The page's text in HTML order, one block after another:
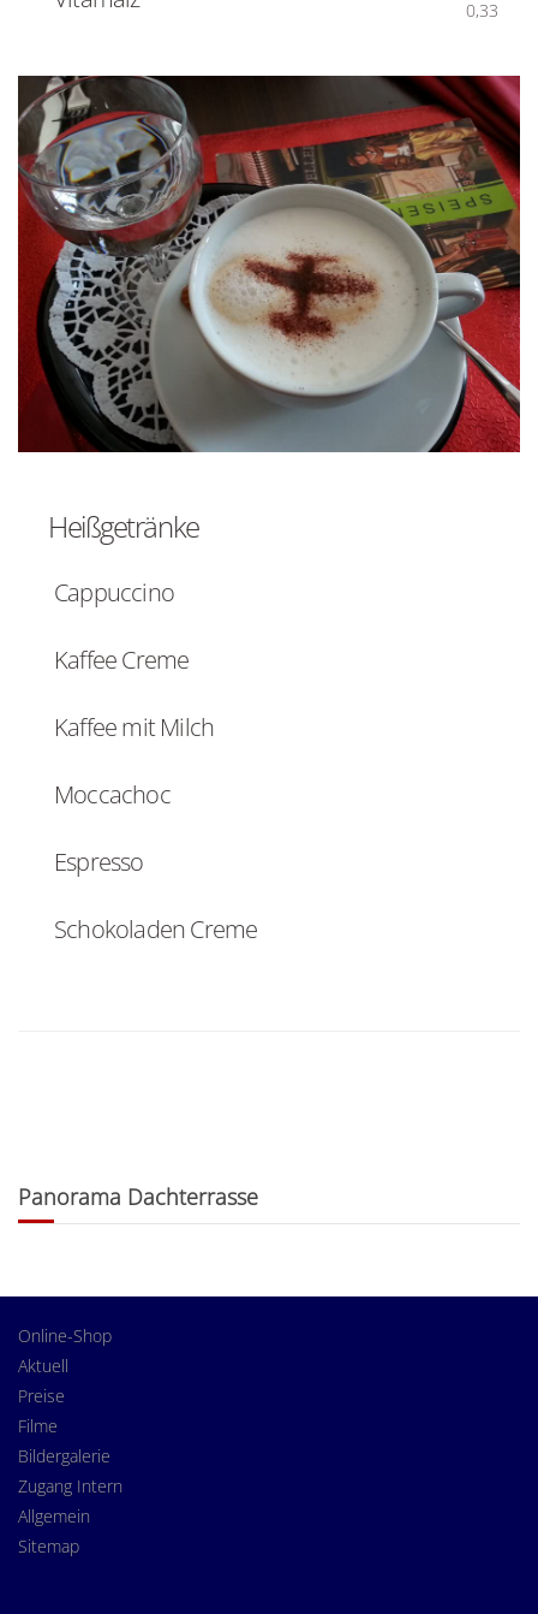
0,33
Heißgetränke
Cappuccino
Kaffee Creme
Kaffee mit Milch
Moccachoc
Espresso
Schokoladen Creme
Panorama Dachterrasse
Online-Shop
Aktuell
Preise
Filme
Bildergalerie
Zugang Intern
Allgemein
Sitemap